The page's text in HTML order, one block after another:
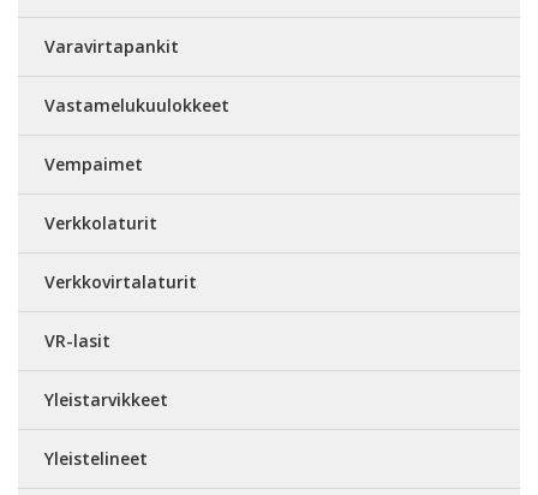
Varavirtapankit
Vastamelukuulokkeet
Vempaimet
Verkkolaturit
Verkkovirtalaturit
VR-lasit
Yleistarvikkeet
Yleistelineet